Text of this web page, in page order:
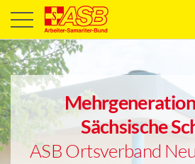
Sächsische
ASB Ortsverband